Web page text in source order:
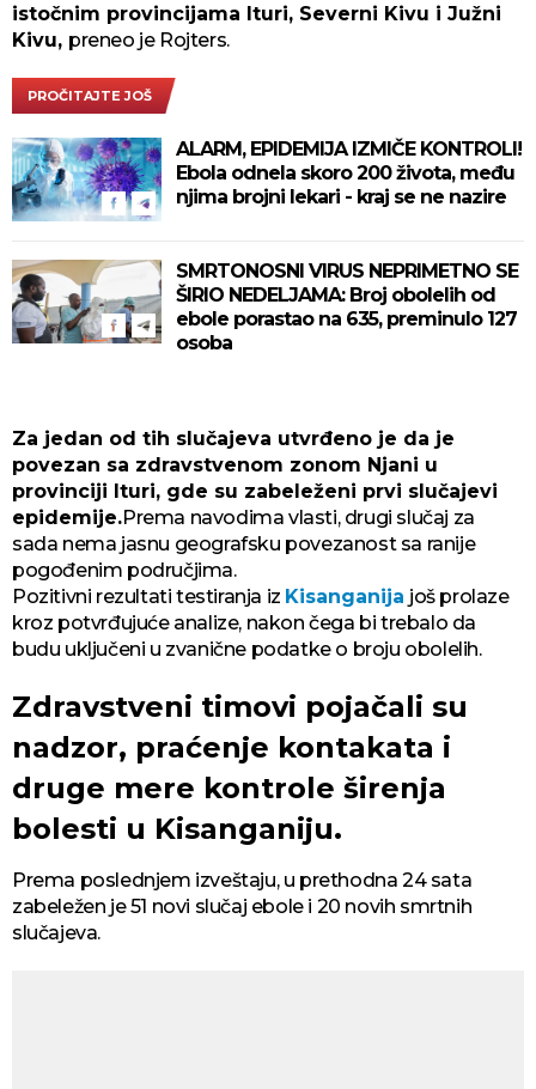
istočnim provincijama Ituri, Severni Kivu i Južni
Kivu, preneo je Rojters.
PROČITAJTE JOŠ
ALARM, EPIDEMIJA IZMIČE KONTROLI!
Ebola odnela skoro 200 života, među
njima brojni lekari - kraj se ne nazire
SMRTONOSNI VIRUS NEPRIMETNO SE
ŠIRIO NEDELJAMA: Broj obolelih od
ebole porastao na 635, preminulo 127
osoba
Za jedan od tih slučajeva utvrđeno je da je
povezan sa zdravstvenom zonom Njani u
provinciji Ituri, gde su zabeleženi prvi slučajevi
epidemije.Prema navodima vlasti, drugi slučaj za
sada nema jasnu geografsku povezanost sa ranije
pogođenim područjima.
Pozitivni rezultati testiranja iz Kisanganija još prolaze
kroz potvrđujuće analize, nakon čega bi trebalo da
budu uključeni u zvanične podatke o broju obolelih.
Zdravstveni timovi pojačali su
nadzor, praćenje kontakata i
druge mere kontrole širenja
bolesti u Kisanganiju.
Prema poslednjem izveštaju, u prethodna 24 sata
zabeležen je 51 novi slučaj ebole i 20 novih smrtnih
slučajeva.